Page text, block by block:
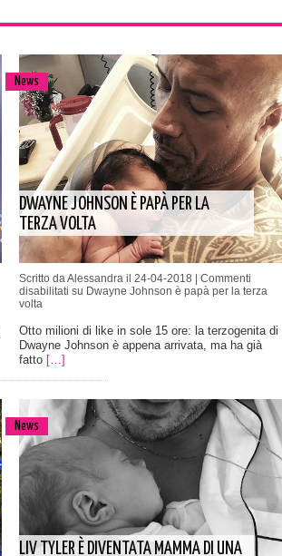
News
DWAYNE JOHNSON È PAPÀ PER LA
TERZA VOLTA
Scritto da Alessandra il 24-04-2018 | Commenti
disabilitati su Dwayne Johnson è papà per la terza
volta
Otto milioni di like in sole 15 ore: la terzogenita di
Dwayne Johnson è appena arrivata, ma ha già
fatto […]
News
LIV TYLER È DIVENTATA MAMMA DI UNA